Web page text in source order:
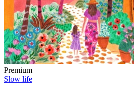
Premium
Slow life